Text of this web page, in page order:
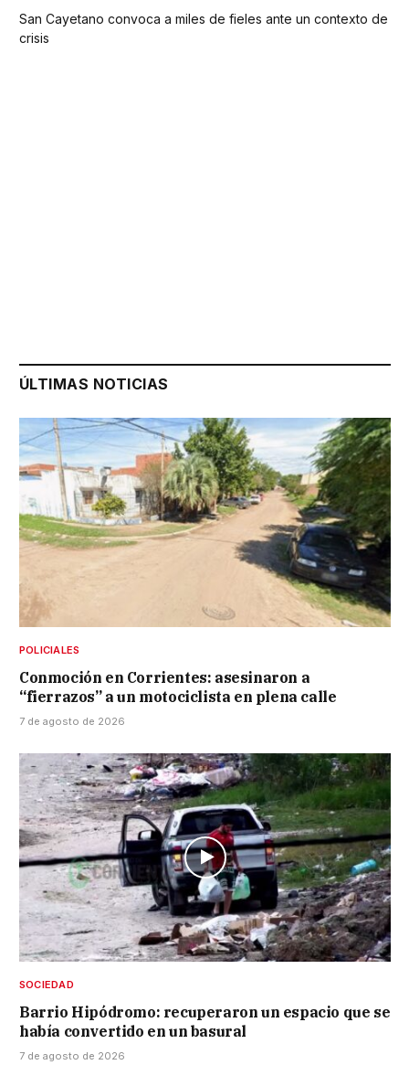
San Cayetano convoca a miles de fieles ante un contexto de
crisis
ÚLTIMAS NOTICIAS
POLICIALES
Conmoción en Corrientes: asesinaron a
“fierrazos” a un motociclista en plena calle
7 de agosto de 2026
SOCIEDAD
Barrio Hipódromo: recuperaron un espacio que se
había convertido en un basural
7 de agosto de 2026